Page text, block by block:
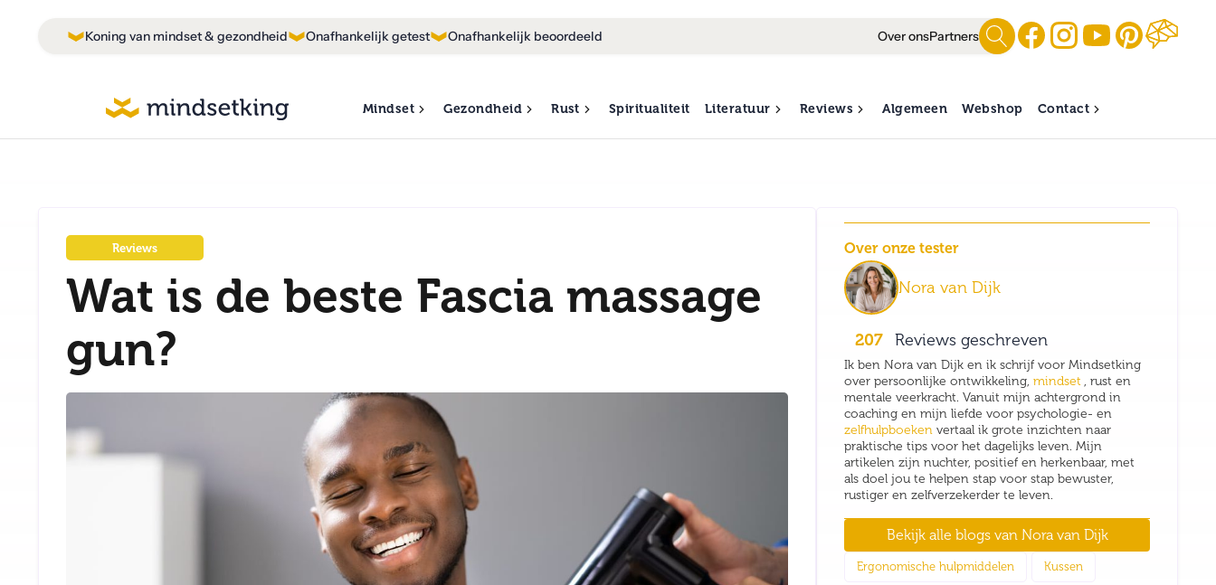
Koning van mindset & gezondheid Onafhankelijk getest Onafhankelijk beoordeeld Over onsPartners
Mindset Gezondheid Rust Spiritualiteit Literatuur Reviews Algemeen Webshop Contact
Reviews
Wat is de beste Fascia massage
gun?
Over onze tester
Nora van Dijk
207 Reviews geschreven
Ik ben Nora van Dijk en ik schrijf voor Mindsetking
over persoonlijke ontwikkeling, mindset , rust en
mentale veerkracht. Vanuit mijn achtergrond in
coaching en mijn liefde voor psychologie- en
zelfhulpboeken vertaal ik grote inzichten naar
praktische tips voor het dagelijks leven. Mijn
artikelen zijn nuchter, positief en herkenbaar, met
als doel jou te helpen stap voor stap bewuster,
rustiger en zelfverzekerder te leven.
Bekijk alle blogs van Nora van Dijk
Ergonomische hulpmiddelen Kussen